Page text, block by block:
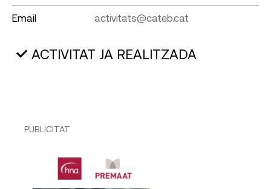
Email activitats@cateb.cat
ACTIVITAT JA REALITZADA
PUBLICITAT